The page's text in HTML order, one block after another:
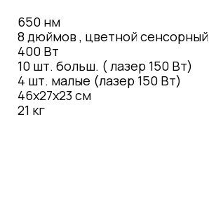
650 нм
8 дюймов , цветной сенсорный
400 Вт
10 шт. больш. ( лазер 150 Вт)
4 шт. малые (лазер 150 Вт)
46х27х23 см
21 кг